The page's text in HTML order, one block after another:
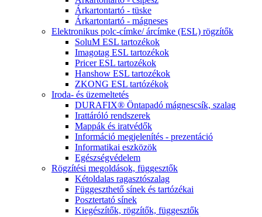
Árkartontartó - tüske
Árkartontartó - mágneses
Elektronikus polc-címke/ árcímke (ESL) rögzítők
SoluM ESL tartozékok
Imagotag ESL tartozékok
Pricer ESL tartozékok
Hanshow ESL tartozékok
ZKONG ESL tartózékok
Iroda- és üzemeltetés
DURAFIX® Öntapadó mágnescsík, szalag
Irattáróló rendszerek
Mappák és iratvédők
Információ megjelenítés - prezentáció
Informatikai eszközök
Egészségvédelem
Rögzítési megoldások, függesztők
Kétoldalas ragasztószalag
Függeszthető sínek és tartózékai
Posztertató sínek
Kiegészítők, rögzítők, függesztők